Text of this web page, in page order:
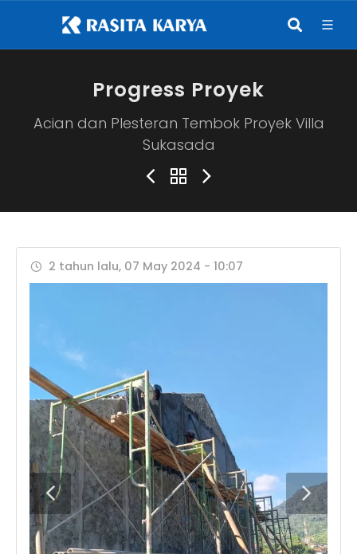
Progress Proyek
Acian dan Plesteran Tembok Proyek Villa
Sukasada
2 tahun lalu, 07 May 2024 - 10:07